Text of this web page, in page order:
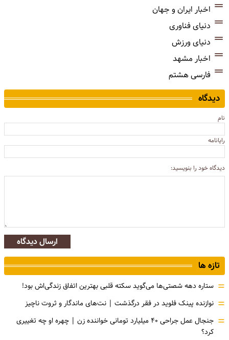
اخبار ایران و جهان
دنیای فناوری
دنیای ورزش
اخبار مشهد
فارسی هشتم
دیدگاه
نام
رایانامه
دیدگاه خود را بنویسید:
ارسال دیدگاه
تازه ها
= ستاره دهه شصتی‌ها می‌گوید سکته قلبی بهترین اتفاق زندگی‌اش بود!
= نوازنده پینک فلوید در فقر درگذشت | نت‌های ماندگار و ثروت ناچیز
=
جنجال عمل جراحی ۴۰ میلیارد تومانی خواننده زن | چهره او چه تغییری
کرد؟